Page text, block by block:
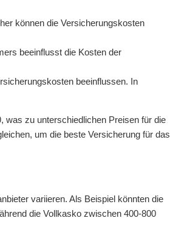
können die Versicherungskosten
beeinflusst die Kosten der
beeinflussen. In
was zu unterschiedlichen Preisen für die
um die beste Versicherung für das
variieren. Als Beispiel könnten die
die Vollkasko zwischen 400-800